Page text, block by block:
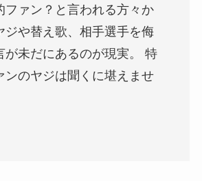
ファン？と言われる方々か
ジや替え歌、相手選手を侮
が未だにあるのが現実。 特
ンのヤジは聞くに堪えませ